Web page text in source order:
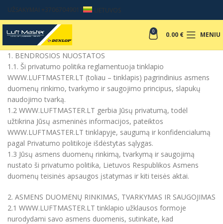
UŽSAKYMAI +37067049017 LIETUVOS
0 0.00 € MENIU
1. BENDROSIOS NUOSTATOS
1.1. Ši privatumo politika reglamentuoja tinklapio
WWW.LUFTMASTER.LT (toliau – tinklapis) pagrindinius asmens
duomenų rinkimo, tvarkymo ir saugojimo principus, slapukų
naudojimo tvarką.
1.2 WWW.LUFTMASTER.LT gerbia Jūsų privatumą, todėl
užtikrina Jūsų asmeninės informacijos, pateiktos
WWW.LUFTMASTER.LT tinklapyje, saugumą ir konfidencialumą
pagal Privatumo politikoje išdėstytas sąlygas.
1.3 Jūsų asmens duomenų rinkimą, tvarkymą ir saugojimą
nustato ši privatumo politika, Lietuvos Respublikos Asmens
duomenų teisinės apsaugos įstatymas ir kiti teisės aktai.
2. ASMENS DUOMENŲ RINKIMAS, TVARKYMAS IR SAUGOJIMAS
2.1 WWW.LUFTMASTER.LT tinklapio užklausos formoje
nurodydami savo asmens duomenis, sutinkate, kad